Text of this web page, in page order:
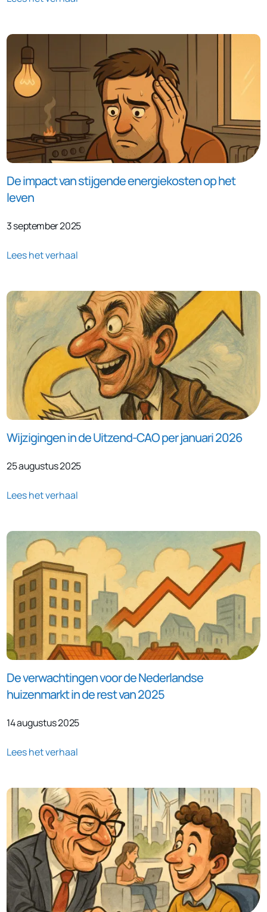
De impact van stijgende energiekosten op het
leven
3 september 2025
Lees het verhaal
Wijzigingen in de Uitzend-CAO per januari 2026
25 augustus 2025
Lees het verhaal
De verwachtingen voor de Nederlandse
huizenmarkt in de rest van 2025
14 augustus 2025
Lees het verhaal